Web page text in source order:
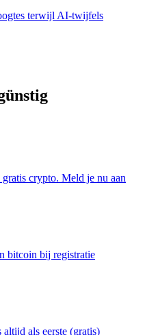
terwijl AI-twijfels
crypto. Meld je nu aan
bitcoin bij registratie
als eerste (gratis)